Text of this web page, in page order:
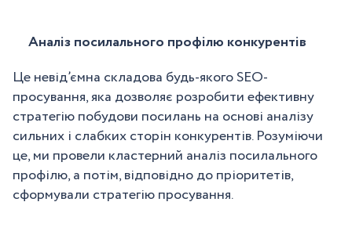
Аналіз посилального профілю конкурентів
Це невід’ємна складова будь-якого SEO-
просування, яка дозволяє розробити ефективну
стратегію побудови посилань на основі аналізу
сильних і слабких сторін конкурентів. Розуміючи
це, ми провели кластерний аналіз посилального
профілю, а потім, відповідно до пріоритетів,
сформували стратегію просування.